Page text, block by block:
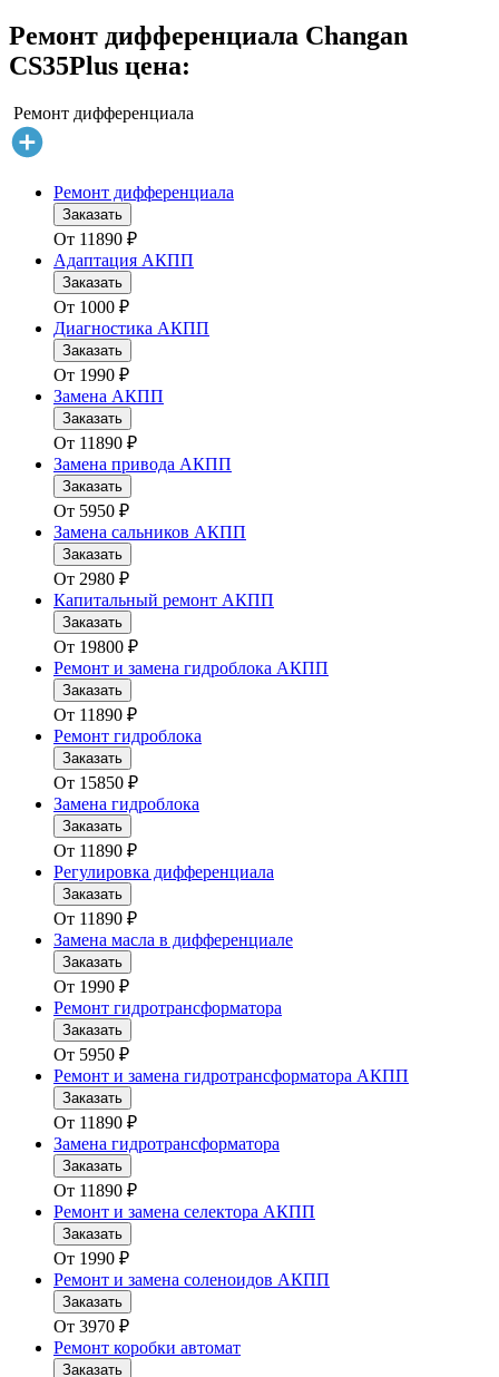
Ремонт дифференциала Changan
CS35Plus цена:
Ремонт дифференциала
Ремонт дифференциала
Заказать
От 11890 ₽
Адаптация АКПП
Заказать
От 1000 ₽
Диагностика АКПП
Заказать
От 1990 ₽
Замена АКПП
Заказать
От 11890 ₽
Замена привода АКПП
Заказать
От 5950 ₽
Замена сальников АКПП
Заказать
От 2980 ₽
Капитальный ремонт АКПП
Заказать
От 19800 ₽
Ремонт и замена гидроблока АКПП
Заказать
От 11890 ₽
Ремонт гидроблока
Заказать
От 15850 ₽
Замена гидроблока
Заказать
От 11890 ₽
Регулировка дифференциала
Заказать
От 11890 ₽
Замена масла в дифференциале
Заказать
От 1990 ₽
Ремонт гидротрансформатора
Заказать
От 5950 ₽
Ремонт и замена гидротрансформатора АКПП
Заказать
От 11890 ₽
Замена гидротрансформатора
Заказать
От 11890 ₽
Ремонт и замена селектора АКПП
Заказать
От 1990 ₽
Ремонт и замена соленоидов АКПП
Заказать
От 3970 ₽
Ремонт коробки автомат
Заказать